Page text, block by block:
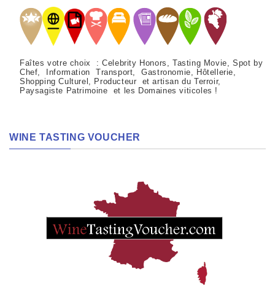
Faîtes votre choix : Celebrity Honors, Tasting Movie, Spot by
Chef, Information Transport, Gastronomie, Hôtellerie,
Shopping Culturel, Producteur et artisan du Terroir,
Paysagiste Patrimoine et les Domaines viticoles !
WINE TASTING VOUCHER